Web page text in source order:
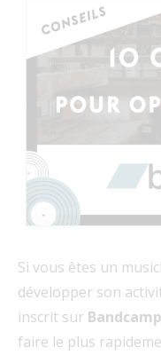
Si vous êtes un
développer son
inscrit sur Bandcamp
faire le plus